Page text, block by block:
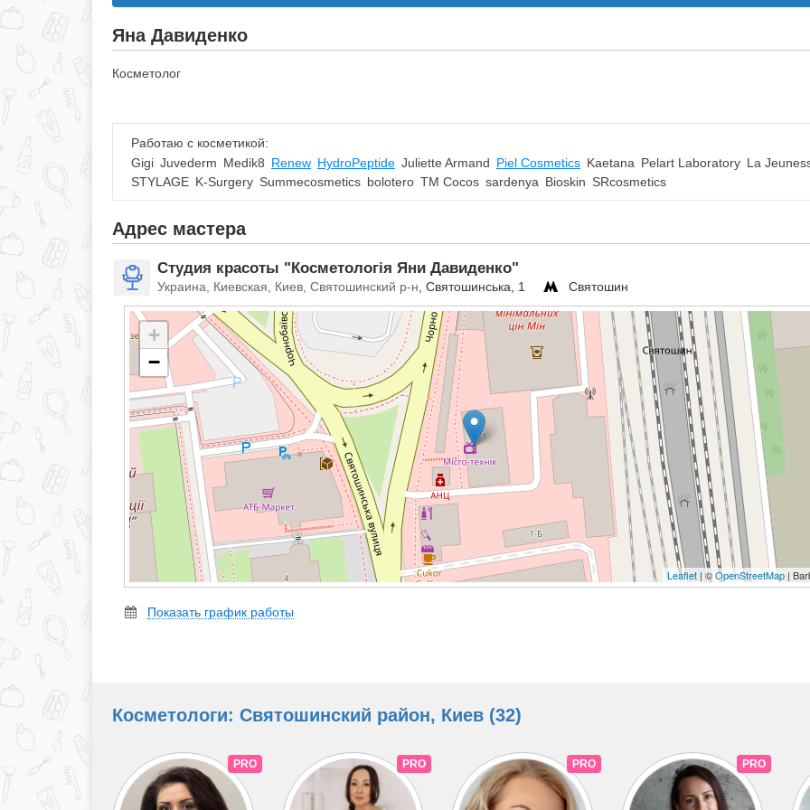
Яна Давиденко
Косметолог
Работаю с косметикой:
Gigi Juvederm Medik8 Renew HydroPeptide Juliette Armand Piel Cosmetics Kaetana Pelart Laboratory La
STYLAGE K-Surgery Summecosmetics bolotero TM Cocos sardenya Bioskin SRcosmetics
Адрес мастера
Студия красоты "Косметологія Яни Давиденко"
Украина, Киевская, Киев, Святошинский р-н , Святошинська, 1 Святошин
+
−
Leaflet | ©OpenStreetMap |
Показать график работы
Косметологи: Святошинский район, Киев (32)
PRO PRO PRO PRO